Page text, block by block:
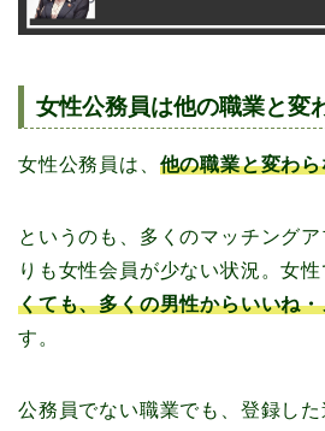
女性公務員は他の職業と変
女性公務員は、 他の職業と変わ
というのも、多くのマッチング
りも女性会員が少ない状況。女
くても、多くの男性からいいね
す。
公務員でない職業でも、登録した